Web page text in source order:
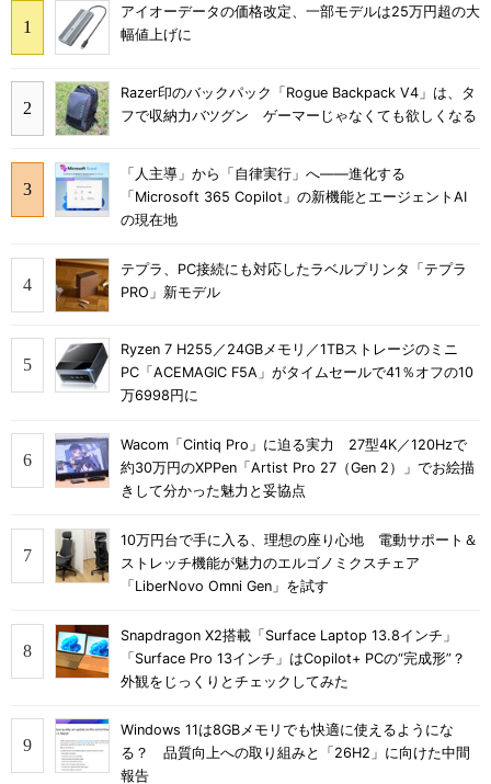
アイオーデータの価格改定、一部モデルは25万円超の大
幅値上げに
Razer印のバックパック「Rogue Backpack V4」は、タ
フで収納力バツグン ゲーマーじゃなくても欲しくなる
「人主導」から「自律実行」へ――進化する
「Microsoft 365 Copilot」の新機能とエージェントAI
の現在地
テプラ、PC接続にも対応したラベルプリンタ「テプラ
PRO」新モデル
Ryzen 7 H255／24GBメモリ／1TBストレージのミニ
PC「ACEMAGIC F5A」がタイムセールで41％オフの10
万6998円に
Wacom「Cintiq Pro」に迫る実力 27型4K／120Hzで
約30万円のXPPen「Artist Pro 27（Gen 2）」でお絵描
きして分かった魅力と妥協点
10万円台で手に入る、理想の座り心地 電動サポート＆
ストレッチ機能が魅力のエルゴノミクスチェア
「LiberNovo Omni Gen」を試す
Snapdragon X2搭載「Surface Laptop 13.8インチ」
「Surface Pro 13インチ」はCopilot+ PCの“完成形”？
外観をじっくりとチェックしてみた
Windows 11は8GBメモリでも快適に使えるようにな
る？ 品質向上への取り組みと「26H2」に向けた中間
報告